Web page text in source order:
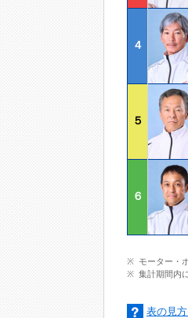
４
５
６
モーター・
集計期間内
表の見